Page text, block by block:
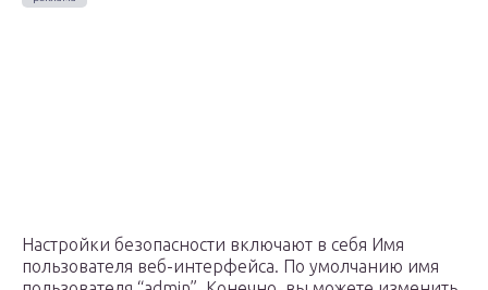
Настройки безопасности включают в себя Имя
пользователя веб-интерфейса. По умолчанию имя